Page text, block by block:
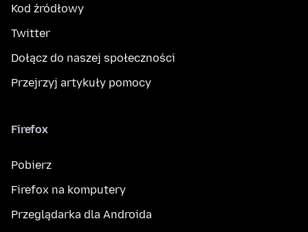
Kod źródłowy
Twitter
Dołącz do naszej społeczności
Przejrzyj artykuły pomocy
Firefox
Pobierz
Firefox na komputery
Przeglądarka dla Androida